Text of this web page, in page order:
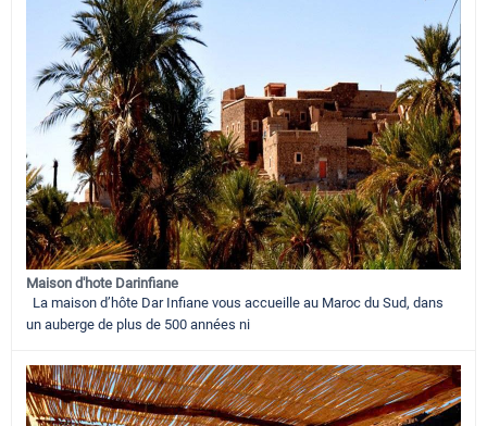
Maison d'hote Darinfiane
La maison d’hôte Dar Infiane vous accueille au Maroc du Sud, dans
un auberge de plus de 500 années ni